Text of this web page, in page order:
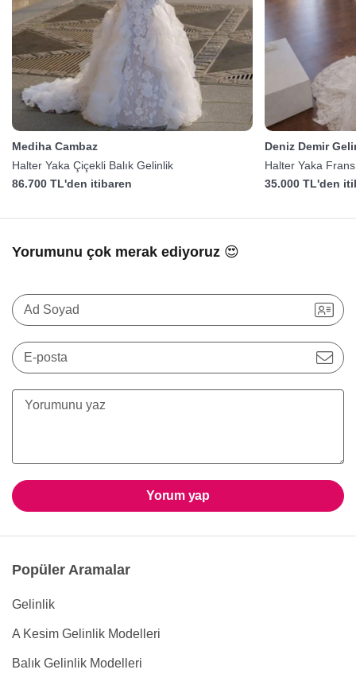
Mediha Cambaz
Halter Yaka Çiçekli Balık Gelinlik
86.700 TL'den itibaren
Deniz Demir
Halter Yaka
35.000 TL'den
Yorumunu çok merak ediyoruz 😍
Ad Soyad
E-posta
Yorum yap
Popüler Aramalar
Gelinlik
A Kesim Gelinlik Modelleri
Balık Gelinlik Modelleri